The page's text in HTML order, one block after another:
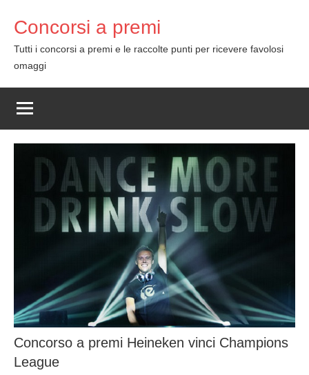
content
Concorsi a premi
Tutti i concorsi a premi e le raccolte punti per ricevere favolosi
omaggi
Concorso a premi Heineken vinci Champions
League